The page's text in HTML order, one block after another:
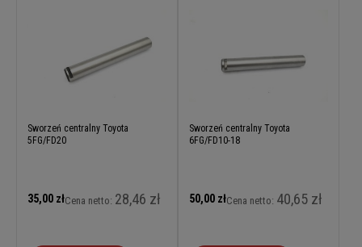
Sworzeń centralny Toyota
5FG/FD20
35,00 złCena netto: 28,46 zł
Sworzeń centralny Toyota
6FG/FD10-18
50,00 złCena netto: 40,65 zł